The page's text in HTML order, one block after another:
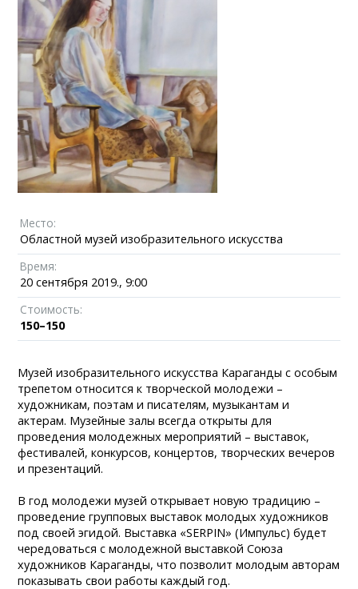
Место:
Областной музей изобразительного искусства
Время:
20 сентября 2019., 9:00
Стоимость:
150–150
Музей изобразительного искусства Караганды с особым
трепетом относится к творческой молодежи –
художникам, поэтам и писателям, музыкантам и
актерам. Музейные залы всегда открыты для
проведения молодежных мероприятий – выставок,
фестивалей, конкурсов, концертов, творческих вечеров
и презентаций.
В год молодежи музей открывает новую традицию –
проведение групповых выставок молодых художников
под своей эгидой. Выставка «SERPIN» (Импульс) будет
чередоваться с молодежной выставкой Союза
художников Караганды, что позволит молодым авторам
показывать свои работы каждый год.